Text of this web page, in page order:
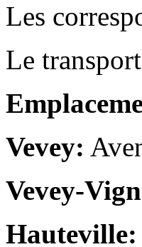
Les
Le
Vevey:
Vevey-